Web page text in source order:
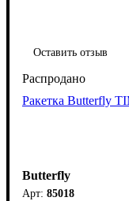
Оставить отзыв
Ракетка Butterfly
Butterfly
85018